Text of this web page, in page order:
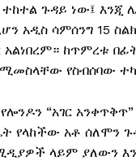
ጉዳይ ነው፤ እንጂ
አዲስ ሳምሰንግ 15
አልነበረም። ከጥምረቱ
የስብሰባው
“አገር
የላከችው አቶ
ላይም ያለውን